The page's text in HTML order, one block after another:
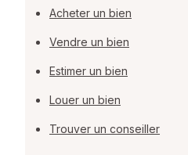
Acheter un bien
Vendre un bien
Estimer un bien
Louer un bien
Trouver un conseiller